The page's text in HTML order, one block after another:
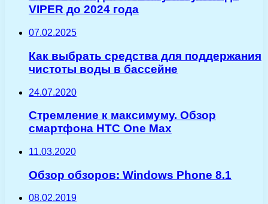
VIPER до 2024 года
07.02.2025
Как выбрать средства для поддержания
чистоты воды в бассейне
24.07.2020
Стремление к максимуму. Обзор
смартфона HTC One Max
11.03.2020
Обзор обзоров: Windows Phone 8.1
08.02.2019